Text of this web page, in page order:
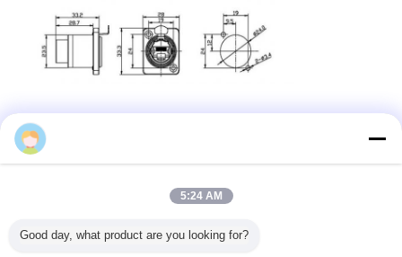
Etichette:
connettore impermeabile di Ethernet rj45
connettore all'aperto rj45
Ottieni il miglior prezzo per
5:24 AM
Good day, what product are you looking for?